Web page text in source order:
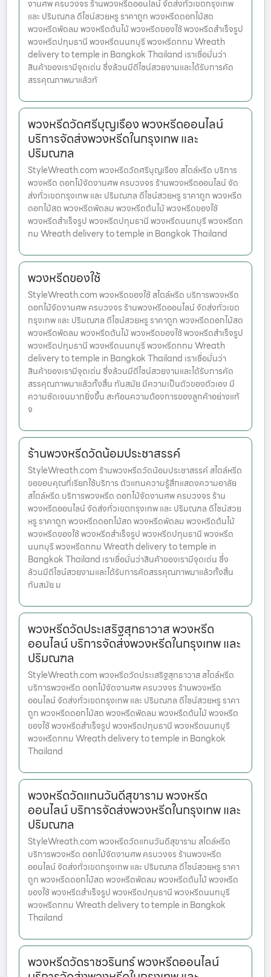
งานศพ ครบวงจร ร้านพวงหรีดออนไลน์ จัดส่งทั่วเขตกรุงเทพ
และ ปริมณฑล ดีไซน์สวยหรู ราคาถูก พวงหรีดดอกไม้สด
พวงหรีดพัดลม พวงหรีดต้นไม้ พวงหรีดของใช้ พวงหรีดสำเร็จรูป
พวงหรีดปทุมธานี พวงหรีดนนทบุรี พวงหรีดกทม Wreath
delivery to temple in Bangkok Thailand เราเชื่อมั่นว่า
สินค้าของเรามีจุดเด่น ซึ่งล้วนมีดีไซน์สวยงามและได้รับการคัด
สรรคุณภาพมาแล้วทั
พวงหรีดวัดศรีบุญเรือง พวงหรีดออนไลน์
บริการจัดส่งพวงหรีดในกรุงเทพ และ
ปริมณฑล
StyleWreath.com พวงหรีดวัดศรีบุญเรือง สไตล์หรีด บริการ
พวงหรีด ดอกไม้จัดงานศพ ครบวงจร ร้านพวงหรีดออนไลน์ จัด
ส่งทั่วเขตกรุงเทพ และ ปริมณฑล ดีไซน์สวยหรู ราคาถูก พวงหรีด
ดอกไม้สด พวงหรีดพัดลม พวงหรีดต้นไม้ พวงหรีดของใช้
พวงหรีดสำเร็จรูป พวงหรีดปทุมธานี พวงหรีดนนทบุรี พวงหรีดก
ทม Wreath delivery to temple in Bangkok Thailand
พวงหรีดของใช้
StyleWreath.com พวงหรีดของใช้ สไตล์หรีด บริการพวงหรีด
ดอกไม้จัดงานศพ ครบวงจร ร้านพวงหรีดออนไลน์ จัดส่งทั่วเขต
กรุงเทพ และ ปริมณฑล ดีไซน์สวยหรู ราคาถูก พวงหรีดดอกไม้สด
พวงหรีดพัดลม พวงหรีดต้นไม้ พวงหรีดของใช้ พวงหรีดสำเร็จรูป
พวงหรีดปทุมธานี พวงหรีดนนทบุรี พวงหรีดกทม Wreath
delivery to temple in Bangkok Thailand เราเชื่อมั่นว่า
สินค้าของเรามีจุดเด่น ซึ่งล้วนมีดีไซน์สวยงามและได้รับการคัด
สรรคุณภาพมาแล้วทั้งสิ้น ทันสมัย มีความเป็นตัวของตัวเอง มี
ความชัดเจนมากยิ่งขึ้น สะท้อนความต้องการของลูกค้าอย่างแท้
จ
ร้านพวงหรีดวัดน้อมประชาสรรค์
StyleWreath.com ร้านพวงหรีดวัดน้อมประชาสรรค์ สไตล์หรีด
ขอขอบคุณที่เรียกใช้บริการ ตัวแทนความรู้สึกแสดงความอาลัย
สไตล์หรีด บริการพวงหรีด ดอกไม้จัดงานศพ ครบวงจร ร้าน
พวงหรีดออนไลน์ จัดส่งทั่วเขตกรุงเทพ และ ปริมณฑล ดีไซน์สวย
หรู ราคาถูก พวงหรีดดอกไม้สด พวงหรีดพัดลม พวงหรีดต้นไม้
พวงหรีดของใช้ พวงหรีดสำเร็จรูป พวงหรีดปทุมธานี พวงหรีด
นนทบุรี พวงหรีดกทม Wreath delivery to temple in
Bangkok Thailand เราเชื่อมั่นว่าสินค้าของเรามีจุดเด่น ซึ่ง
ล้วนมีดีไซน์สวยงามและได้รับการคัดสรรคุณภาพมาแล้วทั้งสิ้น
ทันสมัย ม
พวงหรีดวัดประเสริฐสุทธาวาส พวงหรีด
ออนไลน์ บริการจัดส่งพวงหรีดในกรุงเทพ และ
ปริมณฑล
StyleWreath.com พวงหรีดวัดประเสริฐสุทธาวาส สไตล์หรีด
บริการพวงหรีด ดอกไม้จัดงานศพ ครบวงจร ร้านพวงหรีด
ออนไลน์ จัดส่งทั่วเขตกรุงเทพ และ ปริมณฑล ดีไซน์สวยหรู ราคา
ถูก พวงหรีดดอกไม้สด พวงหรีดพัดลม พวงหรีดต้นไม้ พวงหรีด
ของใช้ พวงหรีดสำเร็จรูป พวงหรีดปทุมธานี พวงหรีดนนทบุรี
พวงหรีดกทม Wreath delivery to temple in Bangkok
Thailand
พวงหรีดวัดแทนวันดีสุขาราม พวงหรีด
ออนไลน์ บริการจัดส่งพวงหรีดในกรุงเทพ และ
ปริมณฑล
StyleWreath.com พวงหรีดวัดแทนวันดีสุขาราม สไตล์หรีด
บริการพวงหรีด ดอกไม้จัดงานศพ ครบวงจร ร้านพวงหรีด
ออนไลน์ จัดส่งทั่วเขตกรุงเทพ และ ปริมณฑล ดีไซน์สวยหรู ราคา
ถูก พวงหรีดดอกไม้สด พวงหรีดพัดลม พวงหรีดต้นไม้ พวงหรีด
ของใช้ พวงหรีดสำเร็จรูป พวงหรีดปทุมธานี พวงหรีดนนทบุรี
พวงหรีดกทม Wreath delivery to temple in Bangkok
Thailand
พวงหรีดวัดราชวรินทร์ พวงหรีดออนไลน์